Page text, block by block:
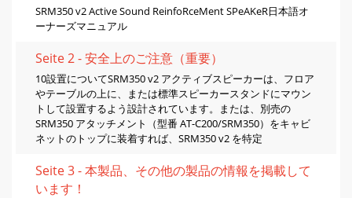
SRM350 v2 Active Sound ReinfoRceMent SPeAKeR日本語オ
ーナーズマニュアル
Seite 2 - 安全上のご注意（重要）
10設置についてSRM350 v2 アクティブスピーカーは、フロア
やテーブルの上に、または標準スピーカースタンドにマウン
トして設置するよう設計されています。または、別売の
SRM350 アタッチメント（型番 AT-C200/SRM350）をキャビ
ネットのトップに装着すれば、SRM350 v2 を特定
Seite 3 - 本製品、その他の製品の情報を掲載して
います！